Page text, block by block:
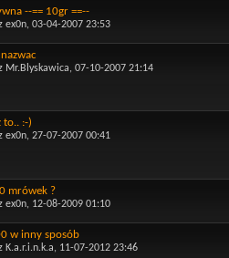
--== 10gr ==--
ex0n, 03-04-2007 23:53
Mr.Blyskawica, 07-10-2007 21:14
to.. :-)
ex0n, 27-07-2007 00:41
mrówek ?
ex0n, 12-08-2009 01:10
w inny sposób
K.a.r.i.n.k.a, 11-07-2012 23:46